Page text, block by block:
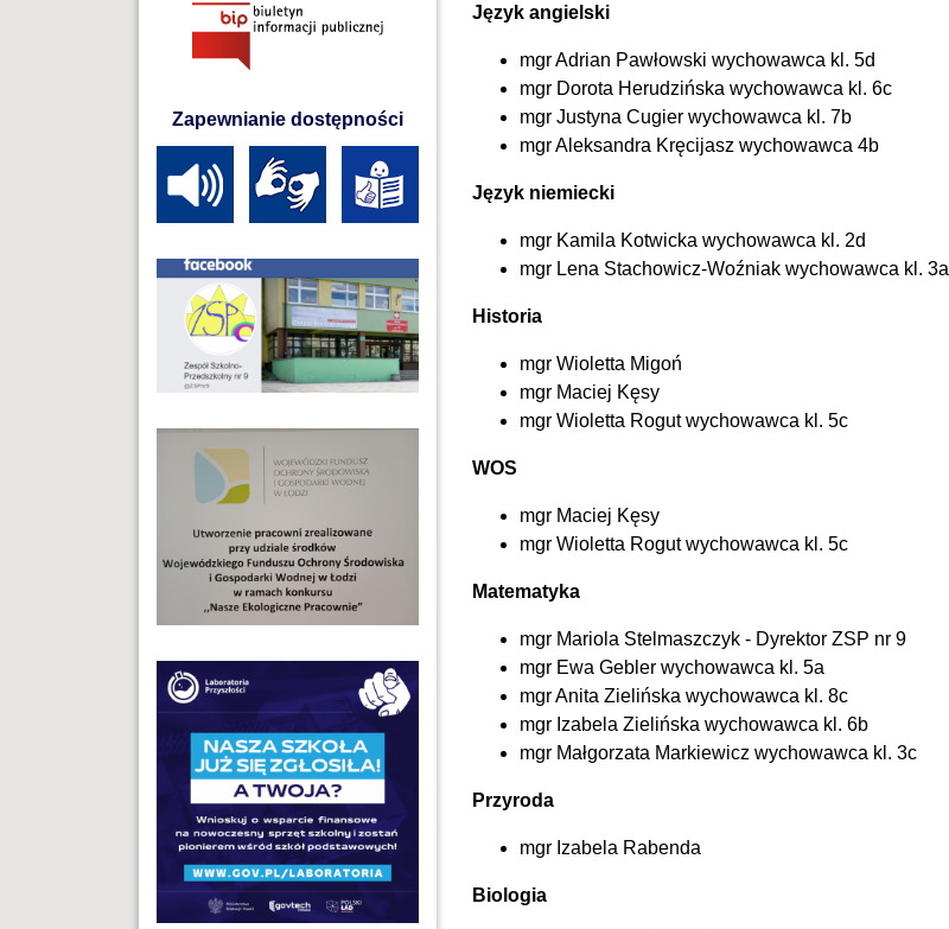
Język angielski
mgr Adrian Pawłowski wychowawca kl. 5d
mgr Dorota Herudzińska wychowawca kl. 6c
mgr Justyna Cugier wychowawca kl. 7b
mgr Aleksandra Kręcijasz wychowawca 4b
Język niemiecki
mgr Kamila Kotwicka wychowawca kl. 2d
mgr Lena Stachowicz-Woźniak wychowawca kl. 3a
Historia
mgr Wioletta Migoń
mgr Maciej Kęsy
mgr Wioletta Rogut wychowawca kl. 5c
WOS
mgr Maciej Kęsy
mgr Wioletta Rogut wychowawca kl. 5c
Matematyka
mgr Mariola Stelmaszczyk - Dyrektor ZSP nr 9
mgr Ewa Gebler wychowawca kl. 5a
mgr Anita Zielińska wychowawca kl. 8c
mgr Izabela Zielińska wychowawca kl. 6b
mgr Małgorzata Markiewicz wychowawca kl. 3c
Przyroda
mgr Izabela Rabenda
Biologia
Zapewnianie dostępności